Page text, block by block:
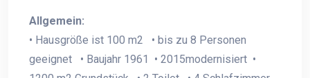
Allgemein:
• Hausgröße ist 100 m2 • bis zu 8 Personen
geeignet • Baujahr 1961 • 2015modernisiert •